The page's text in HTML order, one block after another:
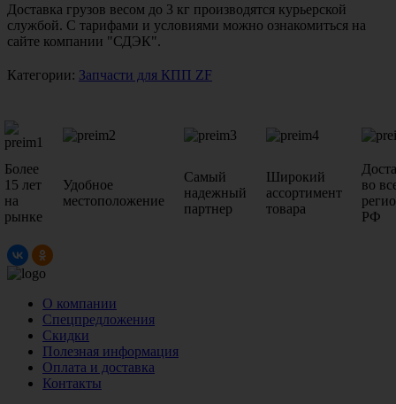
Доставка грузов весом до 3 кг производятся курьерской
службой. С тарифами и условиями можно ознакомиться на
сайте компании "СДЭК".
Категории: Запчасти для КПП ZF
Более
15 лет
на
рынке
Удобное
местоположение
Самый
надежный
партнер
Широкий
ассортимент
товара
во
РФ
О компании
Спецпредложения
Скидки
Полезная информация
Оплата и доставка
Контакты